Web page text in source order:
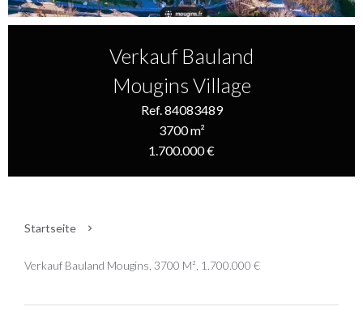
Verkauf Bauland
Mougins Village
Ref. 84083489
3700 m²
1.700.000 €
Startseite
Verkauf Bauland Mougins, 3700 M², 1.700.000 €